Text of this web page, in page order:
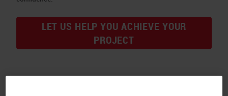
LET US HELP YOU ACHIEVE YOUR
PROJECT